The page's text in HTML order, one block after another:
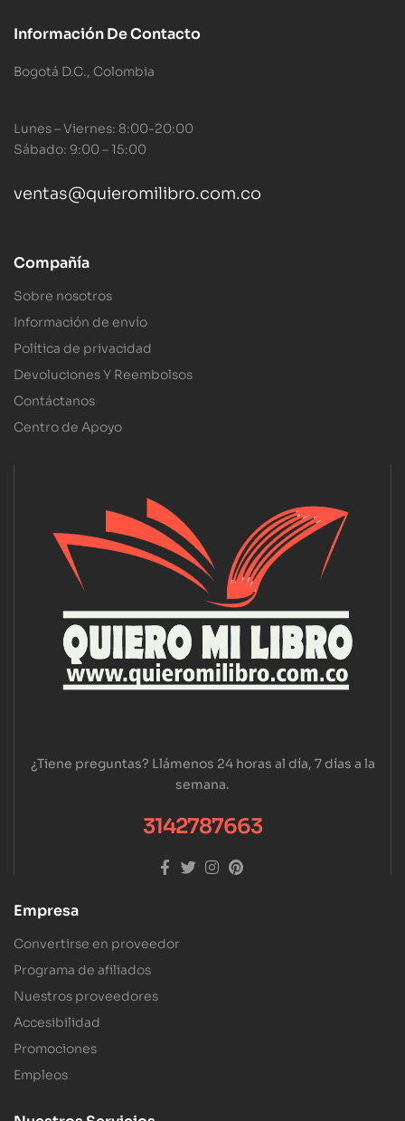
Información De Contacto
Bogotá D.C., Colombia
Lunes – Viernes: 8:00-20:00
Sábado: 9:00 – 15:00
ventas@quieromilibro.com.co
Compañía
Sobre nosotros
Información de envío
Política de privacidad
Devoluciones Y Reembolsos
Contáctanos
Centro de Apoyo
¿Tiene preguntas? Llámenos 24 horas al día, 7 días a la
semana.
3142787663
Empresa
Convertirse en proveedor
Programa de afiliados
Nuestros proveedores
Accesibilidad
Promociones
Empleos